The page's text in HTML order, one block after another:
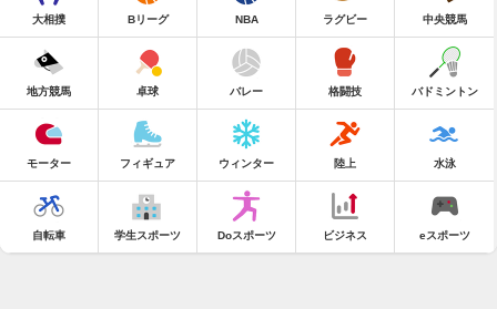
大相撲 Bリーグ NBA ラグビー 中央競馬
地方競馬 卓球 バレー 格闘技 バドミントン
モーター フィギュア ウィンター 陸上 水泳
自転車 学生スポーツ Doスポーツ ビジネス eスポーツ